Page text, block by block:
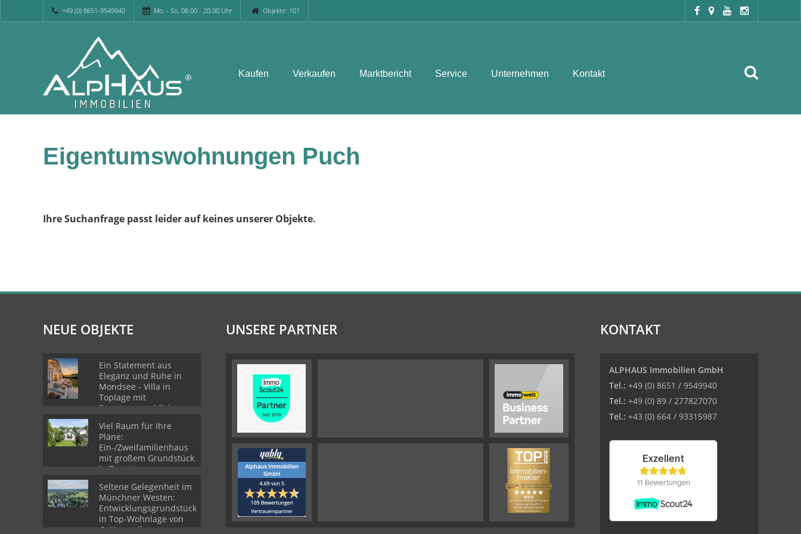
+49 (0) 8651-9549940 Mo. - So. 08.00 - 20.00 Uhr Objekte: 101
Kaufen Verkaufen Marktbericht Service Unternehmen Kontakt
Eigentumswohnungen Puch
Ihre Suchanfrage passt leider auf keines unserer Objekte.
NEUE OBJEKTE
Ein Statement aus
Eleganz und Ruhe in
Mondsee - Villa in
Toplage mit
Panoramaausblick
Viel Raum für Ihre
Pläne:
Ein-/Zweifamilienhaus
mit großem Grundstück
in Top-Lage von
Seltene Gelegenheit im
Münchner Westen:
Entwicklungsgrundstück
in Top-Wohnlage von
Gröbenzell
UNSERE PARTNER KONTAKT
ALPHAUS Immobilien GmbH
Tel.: +49 (0) 8651 / 9549940
Tel.: +49 (0) 89 / 277827070
Tel.: +43 (0) 664 / 93315987